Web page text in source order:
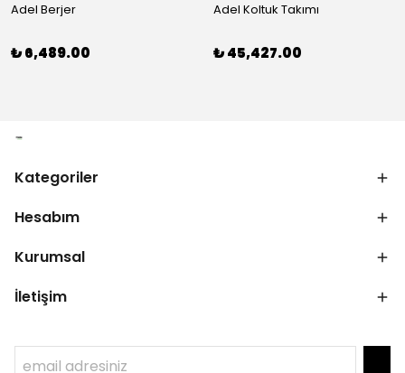
Adel Berjer
₺ 6,489.00
Adel Koltuk Takımı
₺ 45,427.00
Kategoriler
Hesabım
Kurumsal
İletişim